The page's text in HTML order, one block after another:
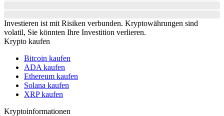
Investieren ist mit Risiken verbunden. Kryptowährungen sind
volatil, Sie könnten Ihre Investition verlieren.
Krypto kaufen
Bitcoin kaufen
ADA kaufen
Ethereum kaufen
Solana kaufen
XRP kaufen
Kryptoinformationen